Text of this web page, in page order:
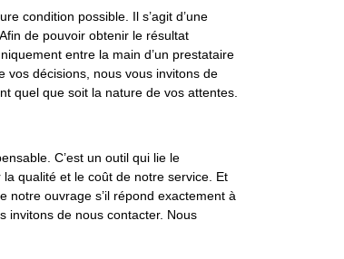
condition possible. Il s’agit d’une
de pouvoir obtenir le résultat
entre la main d’un prestataire
vos décisions, nous vous invitons de
quel que soit la nature de vos attentes.
C’est un outil qui lie le
qualité et le coût de notre service. Et
notre ouvrage s’il répond exactement à
invitons de nous contacter. Nous